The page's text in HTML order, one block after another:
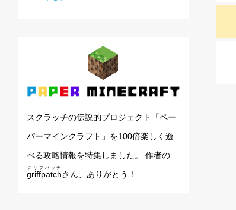
スクラッチの伝説的プロジェクト「ペー
パーマインクラフト」を100倍楽しく遊
べる攻略情報を特集しました。 作者の
griffpatch
グリフパッチ
さん、ありがとう！